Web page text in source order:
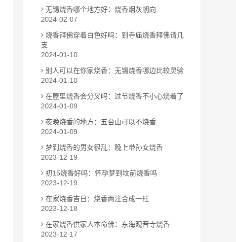
无锡烧香哪个地方好：烧香烟灰朝向
2024-02-07
烧香拜佛穿着白色好吗：到寺庙烧香拜佛请几
支
2024-01-10
别人可以在你家烧香：无锡烧香哪边比较灵验
2024-01-10
在屋里烧香会分叉吗：过节烧香不小心烧着了
2024-01-09
夜晚烧香的地方：五台山可以不烧香
2024-01-09
梦到烧香的男女很乱：晚上带孙女烧香
2023-12-19
初15烧香好吗：怀孕梦到坟前烧香吗
2023-12-19
在家烧香吉日：烧香两注合成一柱
2023-12-18
在家烧香供家人本命佛：东海观音寺烧香
2023-12-17